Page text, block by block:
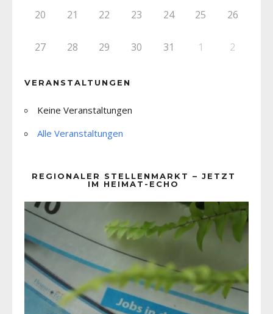
20 21 22 23 24 25 26
27 28 29 30 31 1 2
VERANSTALTUNGEN
Keine Veranstaltungen
Alle Veranstaltungen
REGIONALER STELLENMARKT – JETZT
IM HEIMAT-ECHO
Player